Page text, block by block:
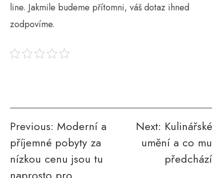
line. Jakmile budeme přítomni, váš dotaz ihned
zodpovíme.
Navigace
pro
příspěvek
Previous: Moderní a
příjemné pobyty za
nízkou cenu jsou tu
Next: Kulinářské
umění a co mu
předchází